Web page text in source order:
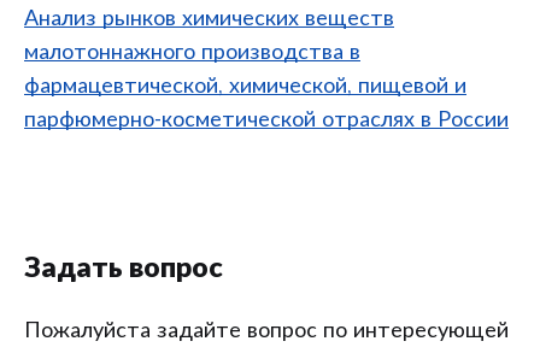
Анализ рынков химических веществ
малотоннажного производства в
фармацевтической, химической, пищевой и
парфюмерно-косметической отраслях в России
Задать вопрос
Пожалуйста задайте вопрос по интересующей